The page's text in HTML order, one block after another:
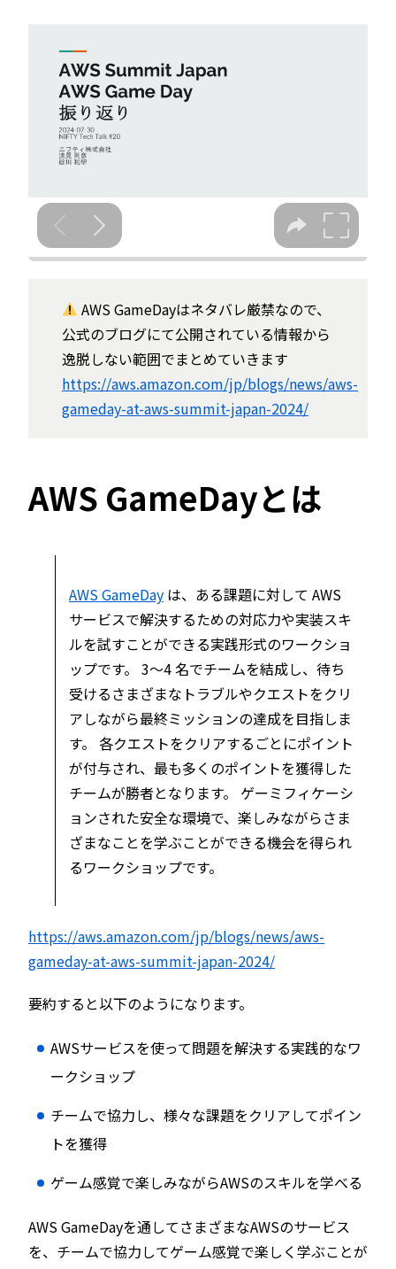
AWS GameDayはネタバレ厳禁なので、
公式のブログにて公開されている情報から
逸脱しない範囲でまとめていきます
https://aws.amazon.com/jp/blogs/news/aws-
gameday-at-aws-summit-japan-2024/
AWS GameDayとは
AWS GameDay は、ある課題に対して AWS
サービスで解決するための対応力や実装スキ
ルを試すことができる実践形式のワークショ
ップです。 3～4 名でチームを結成し、待ち
受けるさまざまなトラブルやクエストをクリ
アしながら最終ミッションの達成を目指しま
す。 各クエストをクリアするごとにポイント
が付与され、最も多くのポイントを獲得した
チームが勝者となります。 ゲーミフィケーシ
ョンされた安全な環境で、楽しみながらさま
ざまなことを学ぶことができる機会を得られ
るワークショップです。
https://aws.amazon.com/jp/blogs/news/aws-
gameday-at-aws-summit-japan-2024/
要約すると以下のようになります。
AWSサービスを使って問題を解決する実践的なワ
ークショップ
チームで協力し、様々な課題をクリアしてポイン
トを獲得
ゲーム感覚で楽しみながらAWSのスキルを学べる
AWS GameDayを通してさまざまなAWSのサービス
を、チームで協力してゲーム感覚で楽しく学ぶことが